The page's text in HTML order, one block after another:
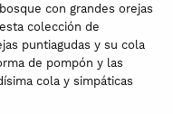
con grandes orejas
colección de
puntiagudas y su cola
de pompón y las
cola y simpáticas